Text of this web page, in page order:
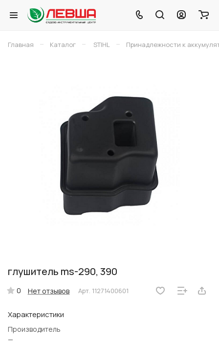
Главная – Каталог – STIHL – Принадлежности к
глушитель ms-290, 390
0 Нет отзывов Арт. 11271400601
Характеристики
Производитель
—